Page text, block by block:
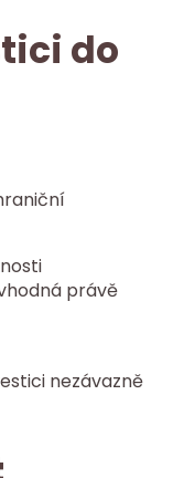
do
právě
nezávazně